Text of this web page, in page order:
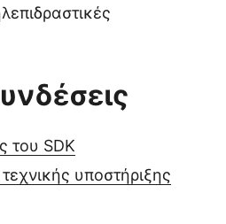
του SDK
υποστήριξης